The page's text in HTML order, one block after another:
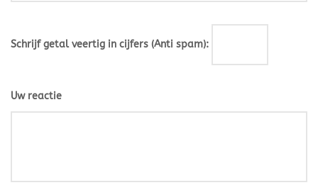
Schrijf getal veertig in cijfers (Anti spam):
Uw reactie